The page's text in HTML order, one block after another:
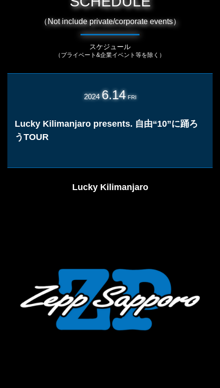
（Not include private/corporate events）
スケジュール
（プライベート&企業イベント等を除く）
2024 6.14 FRI
Lucky Kilimanjaro presents. 自由“10”に踊ろ
うTOUR
Lucky Kilimanjaro